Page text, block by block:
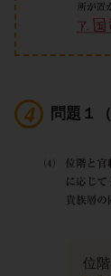
問題１（
位